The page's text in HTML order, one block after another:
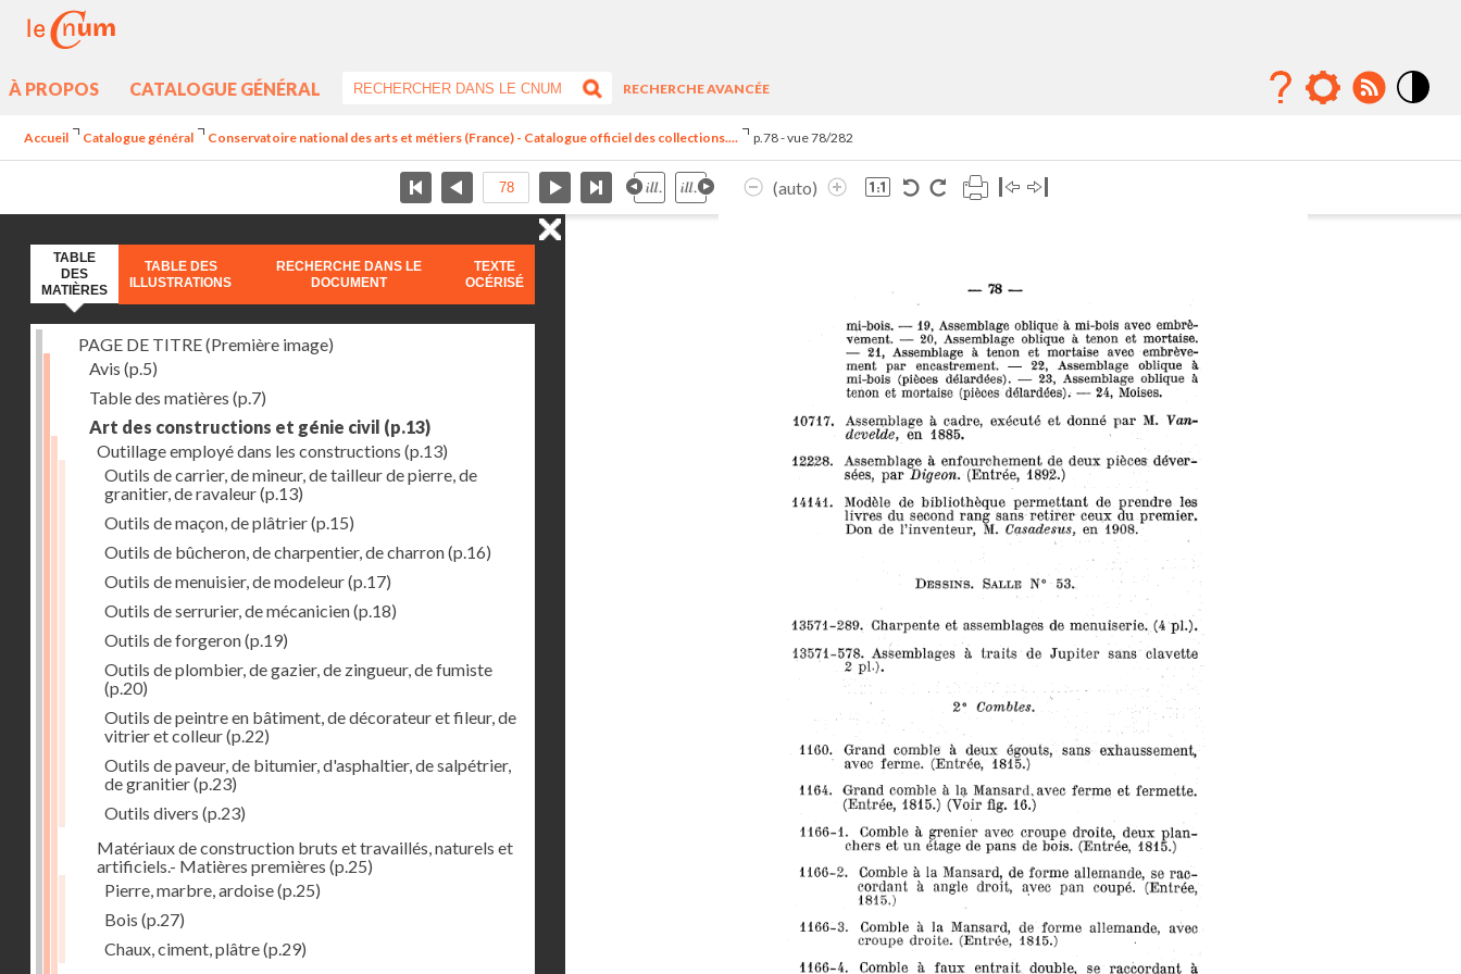
À PROPOS CATALOGUE GÉNÉRAL
RECHERCHE AVANCÉE
Accueil Catalogue général Conservatoire national des arts et métiers (France) - Catalogue officiel des collections.... p.78 - vue 78/282
(auto)
TABLE
DES
MATIÈRES
TABLE DES
ILLUSTRATIONS
RECHERCHE DANS LE
DOCUMENT
TEXTE
OCÉRISÉ
PAGE DE TITRE (Première image)
Avis (p.5)
Table des matières (p.7)
Art des constructions et génie civil (p.13)
Outillage employé dans les constructions (p.13)
Outils de carrier, de mineur, de tailleur de pierre, de
granitier, de ravaleur(p.13)
Outils de maçon, de plâtrier(p.15)
Outils de bûcheron, de charpentier, de charron(p.16)
Outils de menuisier, de modeleur(p.17)
Outils de serrurier, de mécanicien(p.18)
Outils de forgeron(p.19)
Outils de plombier, de gazier, de zingueur, de fumiste
(p.20)
Outils de peintre en bâtiment, de décorateur et fileur, de
vitrier et colleur(p.22)
Outils de paveur, de bitumier, d'asphaltier, de salpétrier,
de granitier(p.23)
Outils divers (p.23)
Matériaux de construction bruts et travaillés, naturels et
artificiels.- Matières premières (p.25)
Pierre, marbre, ardoise(p.25)
Bois (p.27)
Chaux, ciment, plâtre(p.29)